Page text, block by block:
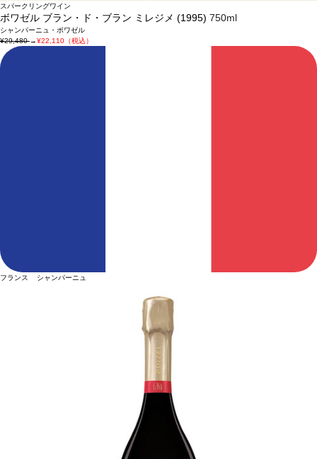
スパークリングワイン
ボワゼル ブラン・ド・ブラン ミレジメ (1995) 750ml
シャンパーニュ・ボワゼル
¥29,480→¥22,110（税込）
フランス シャンパーニュ